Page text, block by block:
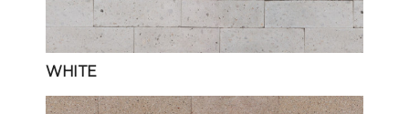
WHITE